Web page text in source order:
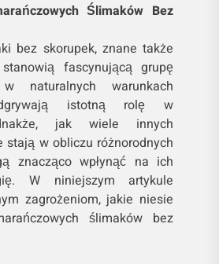
Ślimaków Bez
bez skorupek, znane także
fascynującą grupę
naturalnych warunkach
istotną rolę w
jak wiele innych
stają w obliczu różnorodnych
znacząco wpłynąć na ich
W niniejszym artykule
zagrożeniom, jakie niesie
ślimaków bez